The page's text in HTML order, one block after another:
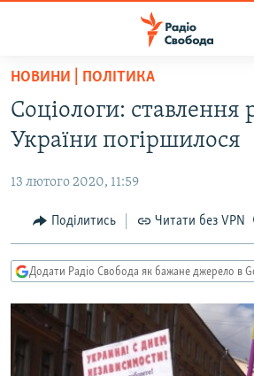
Перейти
основного
матеріалу
Перейти
до
навігації
Перейти
до
ВСЕ ЗА ДОБУ
СТАТТІ
ПОЛІТИКА
ЕКОНОМІКА
КУЛЬТУРА
СПОРТ
УКРАЇНА
ВІЙНА
РОСІЙСЬКА «ФІЛЬТРАЦІЯ»
КРИМ.РЕАЛІЇ
ТИ ЯК?
СХЕМИ
НОВИНИ | ПОЛІТИКА
Соціологи: ставлення
України погіршилося
13 лютого 2020, 11:59
Поділитись Читати без VPN
Додати Радіо Свобода як бажане джерело в